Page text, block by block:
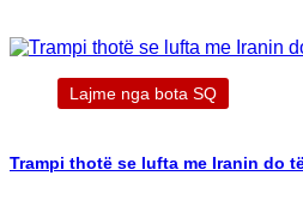
Lajme nga bota SQ
Trampi thotë se lufta me Iranin do